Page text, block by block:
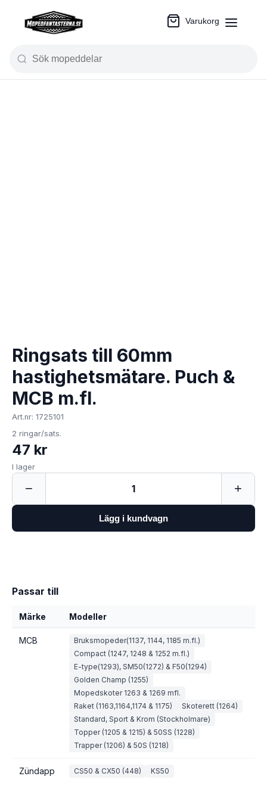
Varukorg
Ringsats till 60mm
hastighetsmätare. Puch &
MCB m.fl.
Art.nr: 1725101
2 ringar/sats.
47 kr
I lager
− 1 +
Lägg i kundvagn
Passar till
Märke Modeller
MCB
Bruksmopeder(1137, 1144, 1185 m.fl.)
Compact (1247, 1248 & 1252 m.fl.)
E-type(1293), SM50(1272) & F50(1294)
Golden Champ (1255)
Mopedskoter 1263 & 1269 mfl.
Raket (1163,1164,1174 & 1175)
Skoterett (1264)
Standard, Sport & Krom (Stockholmare)
Topper (1205 & 1215) & 50SS (1228)
Trapper (1206) & 50S (1218)
Zündapp CS50 & CX50 (448) KS50